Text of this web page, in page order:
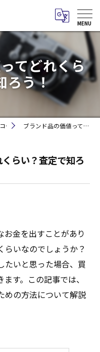
てどれくら
ろう！
コラム ブランド品の価値ってどれくらい？査定で知ろう！
らい？査定で知ろ
お金を出すことがあり
らいなのでしょうか？
たいと思った場合、買
す。この記事では、
めの方法について解説